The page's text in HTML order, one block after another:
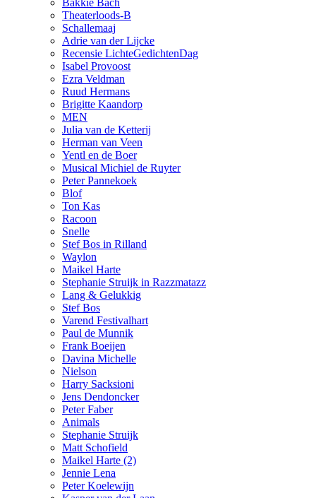
Bakkie Bach
Theaterloods-B
Schallemaaj
Adrie van der Lijcke
Recensie LichteGedichtenDag
Isabel Provoost
Ezra Veldman
Ruud Hermans
Brigitte Kaandorp
MEN
Julia van de Ketterij
Herman van Veen
Yentl en de Boer
Musical Michiel de Ruyter
Peter Pannekoek
Blof
Ton Kas
Racoon
Snelle
Stef Bos in Rilland
Waylon
Maikel Harte
Stephanie Struijk in Razzmatazz
Lang & Gelukkig
Stef Bos
Varend Festivalhart
Paul de Munnik
Frank Boeijen
Davina Michelle
Nielson
Harry Sacksioni
Jens Dendoncker
Peter Faber
Animals
Stephanie Struijk
Matt Schofield
Maikel Harte (2)
Jennie Lena
Peter Koelewijn